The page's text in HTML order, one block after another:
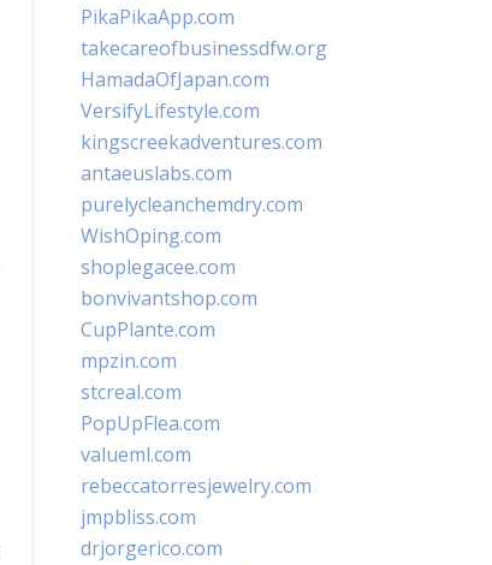
PikaPikaApp.com
takecareofbusinessdfw.org
HamadaOfJapan.com
VersifyLifestyle.com
kingscreekadventures.com
antaeuslabs.com
purelycleanchemdry.com
WishOping.com
shoplegacee.com
bonvivantshop.com
CupPlante.com
mpzin.com
stcreal.com
PopUpFlea.com
valueml.com
rebeccatorresjewelry.com
jmpbliss.com
drjorgerico.com